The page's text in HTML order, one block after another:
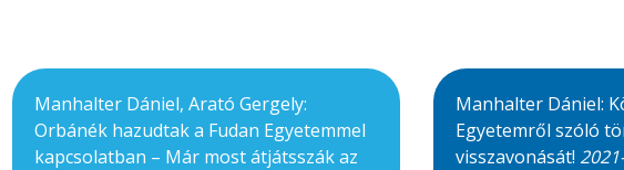
Manhalter Dániel, Arató Gergely:
Orbánék hazudtak a Fudan Egyetemmel
kapcsolatban – Már most átjátsszák az
Manhalter Dániel:
Egyetemről szóló
visszavonását!